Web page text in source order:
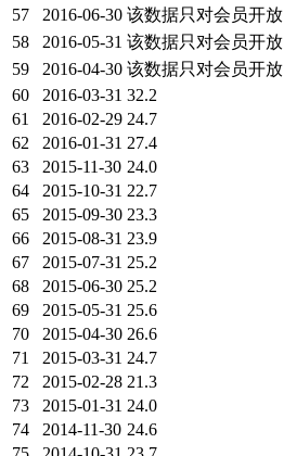
57
2016-06-30 该数据只对会员开放
58
2016-05-31 该数据只对会员开放
59
2016-04-30 该数据只对会员开放
60
2016-03-31 32.2
61
2016-02-29 24.7
62
2016-01-31 27.4
63
2015-11-30 24.0
64
2015-10-31 22.7
65
2015-09-30 23.3
66
2015-08-31 23.9
67
2015-07-31 25.2
68
2015-06-30 25.2
69
2015-05-31 25.6
70
2015-04-30 26.6
71
2015-03-31 24.7
72
2015-02-28 21.3
73
2015-01-31 24.0
74
2014-11-30 24.6